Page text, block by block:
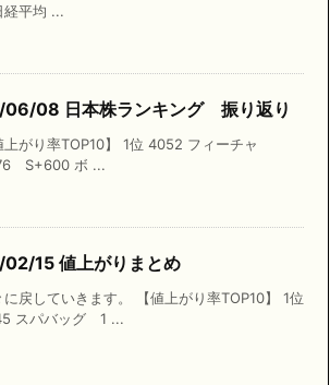
経平均 ...
08 日本株ランキング 振り返り
上がり率TOP10】 1位 4052 フィーチャ
S+600 ボ ...
15 値上がりまとめ
に戻していきます。 【値上がり率TOP10】 1位
スパバッグ 1 ...